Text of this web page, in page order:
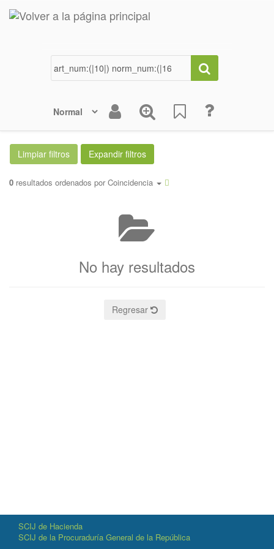
0 resultados ordenados por Coincidencia
No hay resultados
Regresar
SCIJ de Hacienda
SCIJ de la Procuraduría General de la República